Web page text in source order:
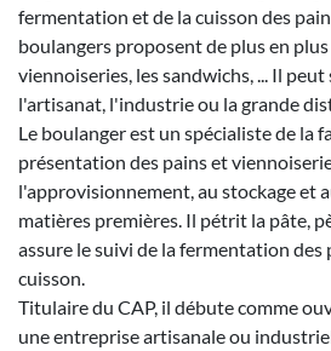
fermentation et de la cuisson des
boulangers proposent de plus en
viennoiseries, les sandwichs, ... Il
l'artisanat, l'industrie ou la grande
Le boulanger est un spécialiste de la
présentation des pains et
l'approvisionnement, au stockage et
matières premières. Il pétrit la pâte,
assure le suivi de la fermentation des
cuisson.
Titulaire du CAP, il débute comme
une entreprise artisanale ou